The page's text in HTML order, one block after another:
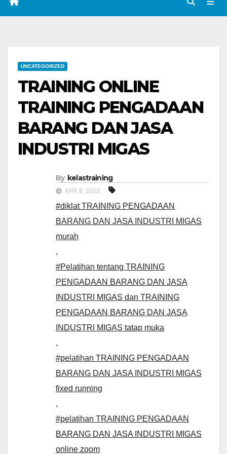
UNCATEGORIZED
TRAINING ONLINE
TRAINING PENGADAAN
BARANG DAN JASA
INDUSTRI MIGAS
By kelastraining
APR 9, 2023
#diklat TRAINING PENGADAAN
BARANG DAN JASA INDUSTRI MIGAS
murah
,
#Pelatihan tentang TRAINING
PENGADAAN BARANG DAN JASA
INDUSTRI MIGAS dan TRAINING
PENGADAAN BARANG DAN JASA
INDUSTRI MIGAS tatap muka
,
#pelatihan TRAINING PENGADAAN
BARANG DAN JASA INDUSTRI MIGAS
fixed running
,
#pelatihan TRAINING PENGADAAN
BARANG DAN JASA INDUSTRI MIGAS
online zoom